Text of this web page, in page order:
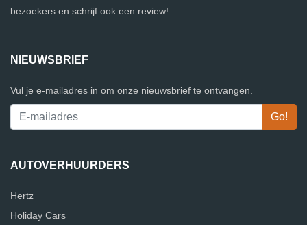
bezoekers en schrijf ook een review!
NIEUWSBRIEF
Vul je e-mailadres in om onze nieuwsbrief te ontvangen.
AUTOVERHUURDERS
Hertz
Holiday Cars